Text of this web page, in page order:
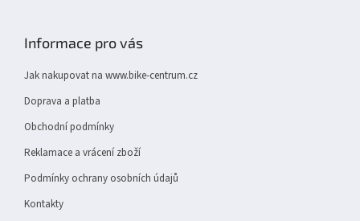
Informace pro vás
Jak nakupovat na www.bike-centrum.cz
Doprava a platba
Obchodní podmínky
Reklamace a vrácení zboží
Podmínky ochrany osobních údajů
Kontakty